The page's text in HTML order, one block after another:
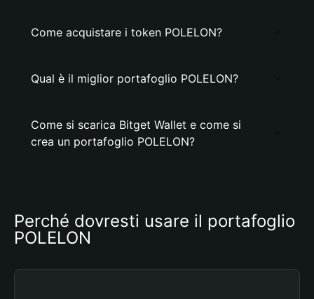
Come acquistare i token POLELON?
Qual è il miglior portafoglio POLELON?
Come si scarica Bitget Wallet e come si
crea un portafoglio POLELON?
Perché dovresti usare il portafoglio
POLELON